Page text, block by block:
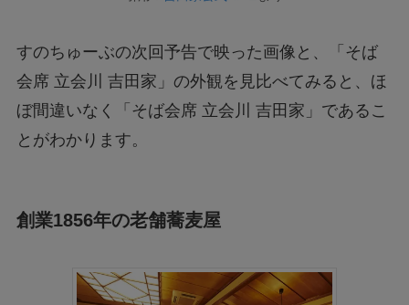
すのちゅーぶの次回予告で映った画像と、「そば
会席 立会川 吉田家」の外観を見比べてみると、ほ
ぼ間違いなく「そば会席 立会川 吉田家」であるこ
とがわかります。
創業1856年の老舗蕎麦屋